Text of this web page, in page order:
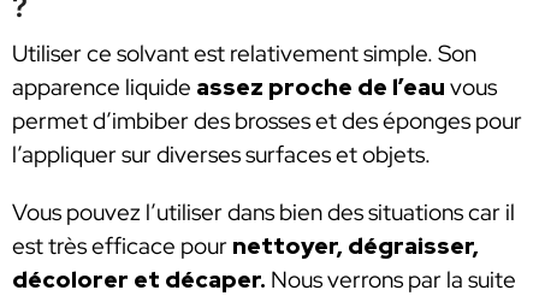
?
Utiliser ce solvant est relativement simple. Son
apparence liquide assez proche de l’eau vous
permet d’imbiber des brosses et des éponges pour
l’appliquer sur diverses surfaces et objets.
Vous pouvez l’utiliser dans bien des situations car il
est très efficace pour nettoyer, dégraisser,
décolorer et décaper. Nous verrons par la suite